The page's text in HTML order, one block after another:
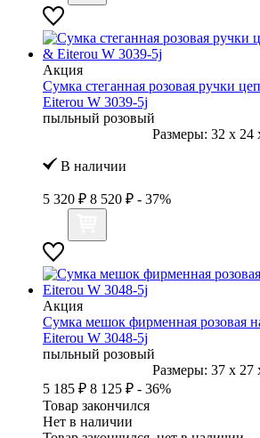
Акция
Сумка стеганная розовая ручки
Eiterou W 3039-5j
пыльный розовый
Размеры: 32 x 24
В наличии
5 320 ₽ 8 520 ₽ - 37%
Акция
Сумка мешок фирменная розовая
Eiterou W 3048-5j
пыльный розовый
Размеры: 37 x 27
5 185 ₽ 8 125 ₽ - 36%
Товар закончился
Нет в наличии